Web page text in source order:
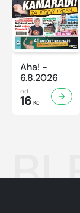
Aha! -
6.8.2026
od
16 Kč